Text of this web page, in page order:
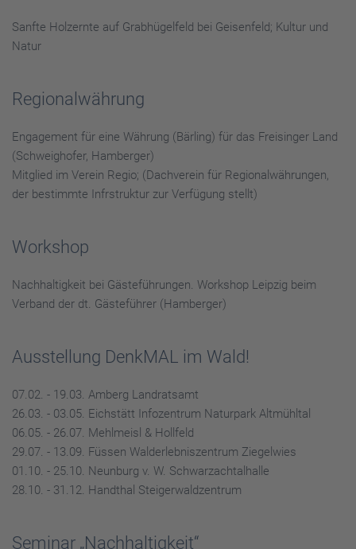
Sanfte Holzernte auf Grabhügelfeld bei Geisenfeld; Kultur und
Natur
Regionalwährung
Engagement für eine Währung (Bärling) für das Freisinger Land
(Schweighofer, Hamberger)
Mitglied im Verein Regio; (Dachverein für Regionalwährungen,
der bestimmte Infrstruktur zur Verfügung stellt)
Workshop
Nachhaltigkeit bei Gästeführungen. Workshop Leipzig beim
Verband der dt. Gästeführer (Hamberger)
Ausstellung DenkMAL im Wald!
07.02. - 19.03. Amberg Landratsamt
26.03. - 03.05. Eichstätt Infozentrum Naturpark Altmühltal
06.05. - 26.07. Mehlmeisl & Hollfeld
29.07. - 13.09. Füssen Walderlebniszentrum Ziegelwies
01.10. - 25.10. Neunburg v. W. Schwarzachtalhalle
28.10. - 31.12. Handthal Steigerwaldzentrum
Seminar „Nachhaltigkeit“